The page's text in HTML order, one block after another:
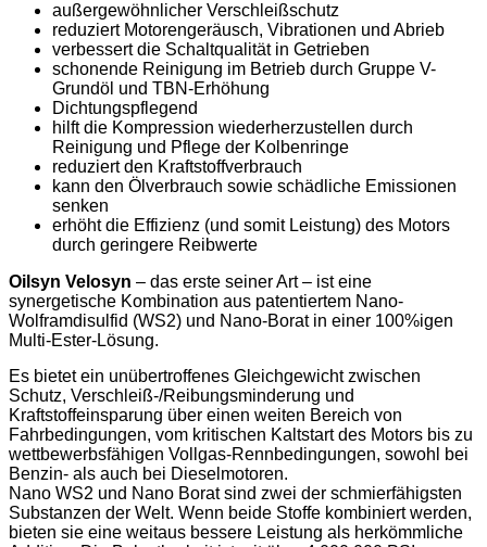
außergewöhnlicher Verschleißschutz
reduziert Motorengeräusch, Vibrationen und Abrieb
verbessert die Schaltqualität in Getrieben
schonende Reinigung im Betrieb durch Gruppe V-
Grundöl und TBN-Erhöhung
Dichtungspflegend
hilft die Kompression wiederherzustellen durch
Reinigung und Pflege der Kolbenringe
reduziert den Kraftstoffverbrauch
kann den Ölverbrauch sowie schädliche Emissionen
senken
erhöht die Effizienz (und somit Leistung) des Motors
durch geringere Reibwerte
Oilsyn Velosyn – das erste seiner Art – ist eine
synergetische Kombination aus patentiertem Nano-
Wolframdisulfid (WS2) und Nano-Borat in einer 100%igen
Multi-Ester-Lösung.
Es bietet ein unübertroffenes Gleichgewicht zwischen
Schutz, Verschleiß-/Reibungsminderung und
Kraftstoffeinsparung über einen weiten Bereich von
Fahrbedingungen, vom kritischen Kaltstart des Motors bis zu
wettbewerbsfähigen Vollgas-Rennbedingungen, sowohl bei
Benzin- als auch bei Dieselmotoren.
Nano WS2 und Nano Borat sind zwei der schmierfähigsten
Substanzen der Welt. Wenn beide Stoffe kombiniert werden,
bieten sie eine weitaus bessere Leistung als herkömmliche